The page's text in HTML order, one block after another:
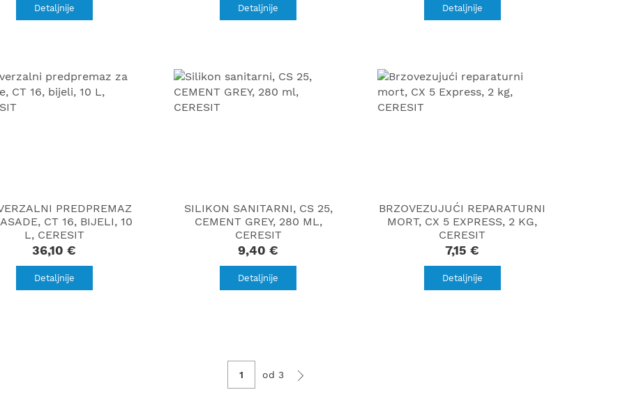
Detaljnije Detaljnije Detaljnije
PREDPREMAZ
CT 16, BIJELI, 10
L, CERESIT
36,10 €
Detaljnije
SILIKON SANITARNI, CS 25,
CEMENT GREY, 280 ML,
CERESIT
9,40 €
Detaljnije
BRZOVEZUJUĆI REPARATURNI
MORT, CX 5 EXPRESS, 2 KG,
CERESIT
7,15 €
Detaljnije
od 3